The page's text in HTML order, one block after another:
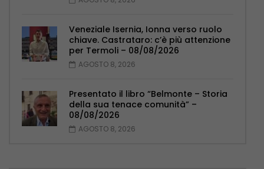
Veneziale Isernia, Ionna verso ruolo
chiave. Castrataro: c’è più attenzione
per Termoli – 08/08/2026
AGOSTO 8, 2026
Presentato il libro “Belmonte – Storia
della sua tenace comunità” –
08/08/2026
AGOSTO 8, 2026